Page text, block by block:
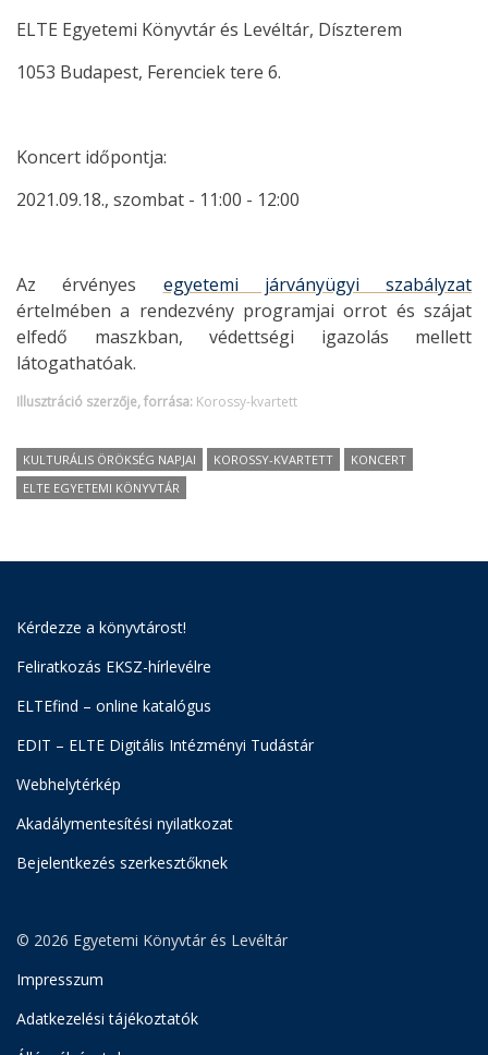
ELTE Egyetemi Könyvtár és Levéltár, Díszterem
1053 Budapest, Ferenciek tere 6.
Koncert időpontja:
2021.09.18., szombat - 11:00 - 12:00
Az érvényes egyetemi járványügyi szabályzat
értelmében a rendezvény programjai orrot és szájat
elfedő maszkban, védettségi igazolás mellett
látogathatóak.
Illusztráció szerzője, forrása: Korossy-kvartett
KULTURÁLIS ÖRÖKSÉG NAPJAI KOROSSY-KVARTETT
KONCERT
ELTE EGYETEMI KÖNYVTÁR
Kérdezze a könyvtárost!
Feliratkozás EKSZ-hírlevélre
ELTEfind – online katalógus
EDIT – ELTE Digitális Intézményi Tudástár
Webhelytérkép
Akadálymentesítési nyilatkozat
Bejelentkezés szerkesztőknek
© 2026 Egyetemi Könyvtár és Levéltár
Impresszum
Adatkezelési tájékoztatók